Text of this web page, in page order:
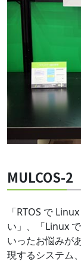
MULCOS-2
「RTOS で
い」、「Linux
いったお悩みが
現するシステム